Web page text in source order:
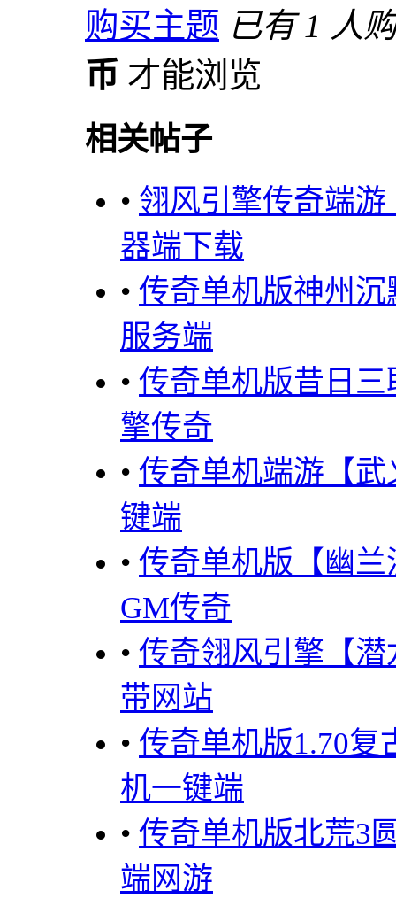
购买主题 已有 1 人
币 才能浏览
相关帖子
• 翎风引擎传奇端
器端下载
• 传奇单机版神州
服务端
• 传奇单机版昔日
擎传奇
• 传奇单机端游【
键端
• 传奇单机版【幽
GM传奇
• 传奇翎风引擎【
带网站
• 传奇单机版1.70复
机一键端
• 传奇单机版北荒3
端网游